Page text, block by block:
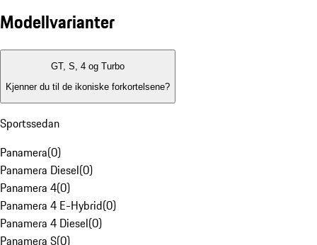
Modellvarianter
GT, S, 4 og Turbo
Kjenner du til de ikoniske forkortelsene?
Sportssedan
Panamera(0)
Panamera Diesel(0)
Panamera 4(0)
Panamera 4 E-Hybrid(0)
Panamera 4 Diesel(0)
Panamera S(0)